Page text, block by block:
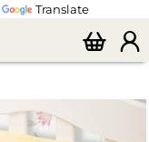
Translate